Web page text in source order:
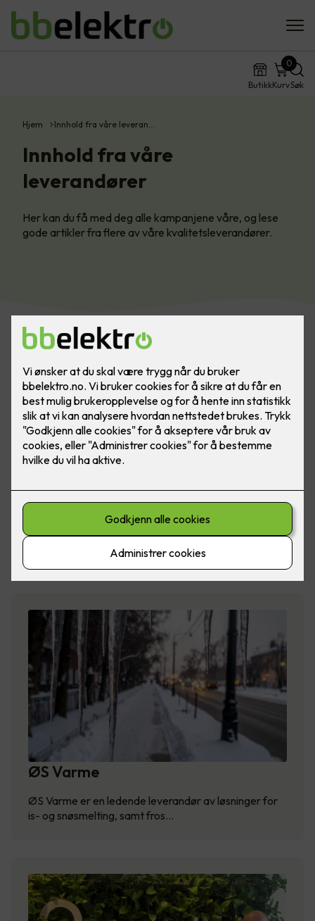
ButikkKurv
0
Søk
Hjem Innhold fra våre leveran…
Innhold fra våre
leverandører
Her kan du få med deg alle kampanjene våre, og lese
gode artikler fra flere av våre kvalitetsleverandører.
Glamox
Glamox er et norsk industrikonsern som utvikler,
produserer og distribuerer prof…
ØS Varme
ØS Varme er en ledende leverandør av løsninger for
is- og snøsmelting, samt fros…